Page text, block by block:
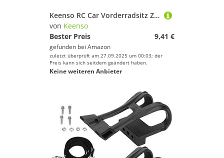
Keenso RC Car Vorderradsitz Zubehör, Fernbedienung Fahrzeug Vorderradsitz Fit für 1/14 144001 RC Car
von Keenso
Bester Preis
9,41 €
gefunden bei Amazon
zuletzt überprüft am 27.09.2025 um 00:03; der
Preis kann sich seitdem geändert haben.
Keine weiteren Anbieter